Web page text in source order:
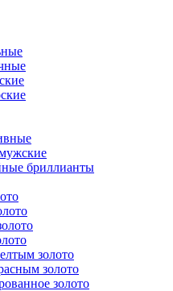
бриллианты
золото
золото
золото